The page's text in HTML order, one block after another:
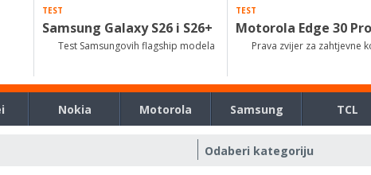
TEST
Samsung Galaxy S26 i S26+
Test Samsungovih flagship modela
TEST
Motorola Edge 30 Pro
Prava zvijer za zahtjevne
Nokia Motorola Samsung TCL